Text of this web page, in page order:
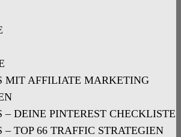
MIT AFFILIATE MARKETING
– DEINE PINTEREST CHECKLISTE
– TOP 66 TRAFFIC STRATEGIEN